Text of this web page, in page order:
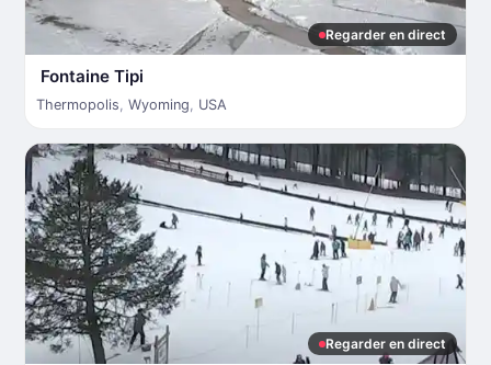
Regarder en direct
Fontaine Tipi
Thermopolis, Wyoming, USA
Regarder en direct